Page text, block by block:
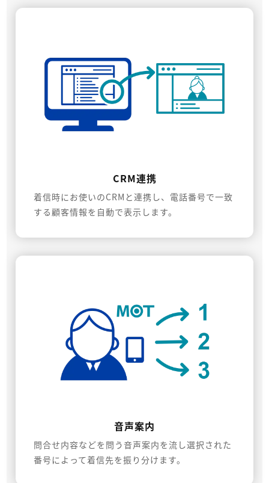
CRM連携
着信時にお使いのCRMと連携し、電話番号で一致
する顧客情報を自動で表示します。
音声案内
問合せ内容などを問う音声案内を流し選択された
番号によって着信先を振り分けます。